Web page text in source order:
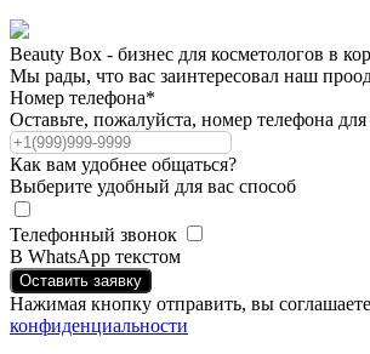
Beauty Box - бизнес для косметологов в
Мы рады, что вас заинтересовал наш
Номер телефона*
Оставьте, пожалуйста, номер телефона для
Как вам удобнее общаться?
Выберите удобный для вас способ
Телефонный звонок
В WhatsApp текстом
Оставить заявку
Нажимая кнопку отправить, вы
конфиденциальности